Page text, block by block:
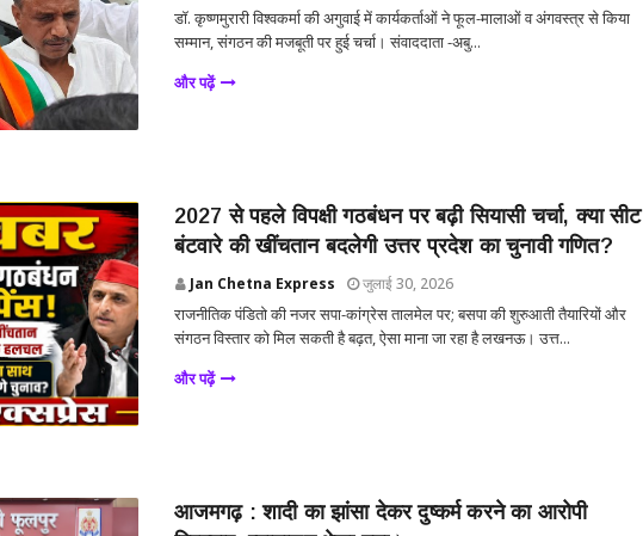
डॉ. कृष्णमुरारी विश्वकर्मा की अगुवाई में कार्यकर्ताओं ने फूल-मालाओं व अंगवस्त्र से किया
सम्मान, संगठन की मजबूती पर हुई चर्चा। संवाददाता -अबु...
और पढ़ें
2027 से पहले विपक्षी गठबंधन पर बढ़ी सियासी चर्चा, क्या सीट
बंटवारे की खींचतान बदलेगी उत्तर प्रदेश का चुनावी गणित?
Jan Chetna Express जुलाई 30, 2026
राजनीतिक पंडितो की नजर सपा-कांग्रेस तालमेल पर; बसपा की शुरुआती तैयारियों और
संगठन विस्तार को मिल सकती है बढ़त, ऐसा माना जा रहा है लखनऊ। उत्त...
और पढ़ें
आजमगढ़ : शादी का झांसा देकर दुष्कर्म करने का आरोपी